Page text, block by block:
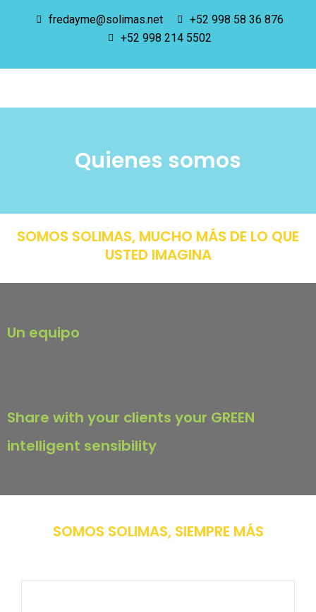
fredayme@solimas.net
+52 998 58 36 876
+52 998 214 5502
Quienes somos
SOMOS SOLIMAS, MUCHO MÁS DE LO QUE
USTED IMAGINA
Un equipo
Share with your clients your GREEN
intelligent sensibility
SOMOS SOLIMAS, SIEMPRE MÁS